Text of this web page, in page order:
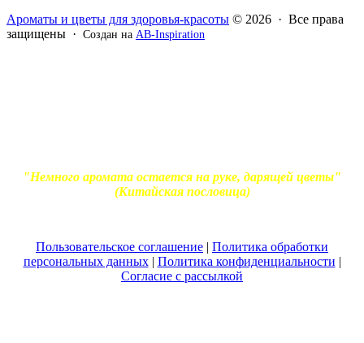
Ароматы и цветы для здоровья-красоты © 2026 · Все права
защищены · Создан на AB-Inspiration
"Немного аромата остается на руке, дарящей цветы"
(Китайская пословица)
Пользовательское соглашение | Политика обработки
персональных данных| Политика конфиденциальности |
Согласие с рассылкой